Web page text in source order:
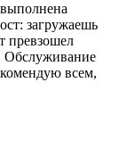
загружаешь
превзошел
Обслуживание
всем,